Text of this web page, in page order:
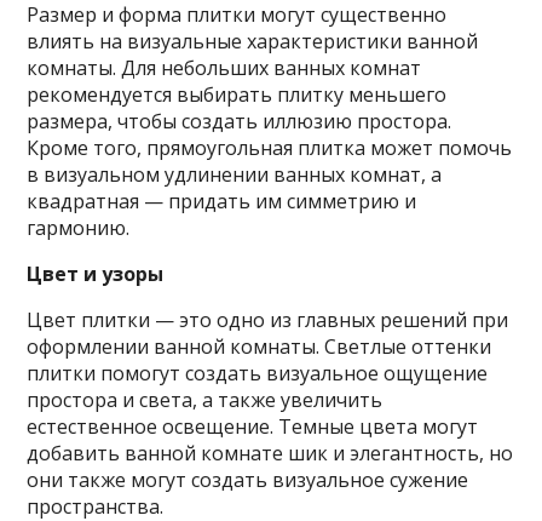
Размер и форма плитки могут существенно
влиять на визуальные характеристики ванной
комнаты. Для небольших ванных комнат
рекомендуется выбирать плитку меньшего
размера, чтобы создать иллюзию простора.
Кроме того, прямоугольная плитка может помочь
в визуальном удлинении ванных комнат, а
квадратная — придать им симметрию и
гармонию.
Цвет и узоры
Цвет плитки — это одно из главных решений при
оформлении ванной комнаты. Светлые оттенки
плитки помогут создать визуальное ощущение
простора и света, а также увеличить
естественное освещение. Темные цвета могут
добавить ванной комнате шик и элегантность, но
они также могут создать визуальное сужение
пространства.